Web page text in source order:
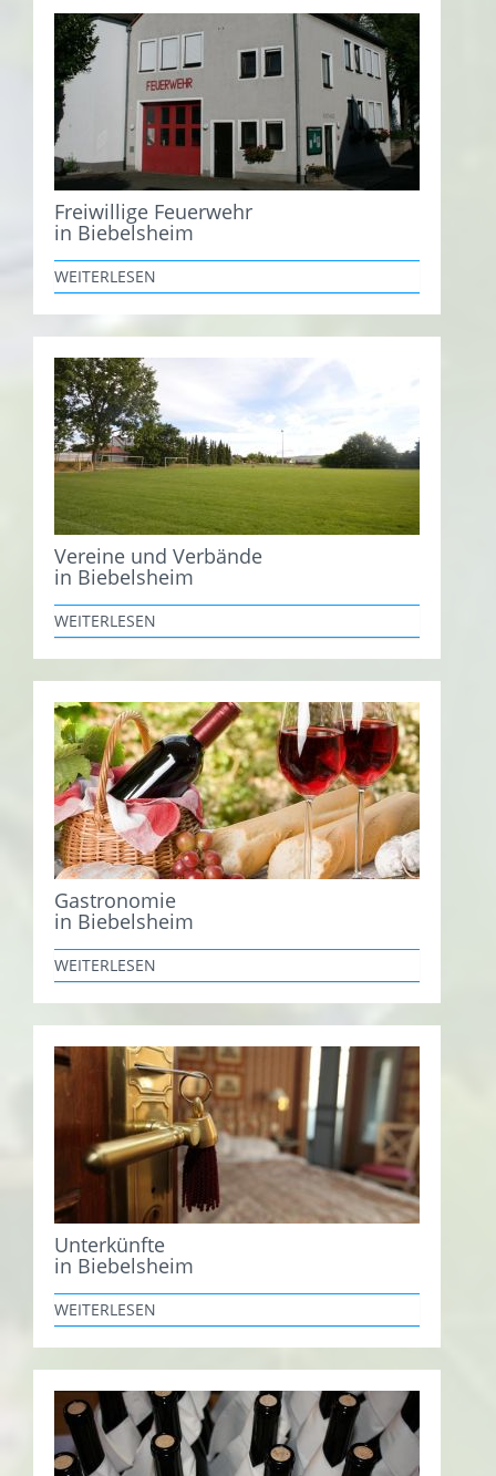
Freiwillige Feuerwehr
in Biebelsheim
WEITERLESEN
Vereine und Verbände
in Biebelsheim
WEITERLESEN
Gastronomie
in Biebelsheim
WEITERLESEN
Unterkünfte
in Biebelsheim
WEITERLESEN